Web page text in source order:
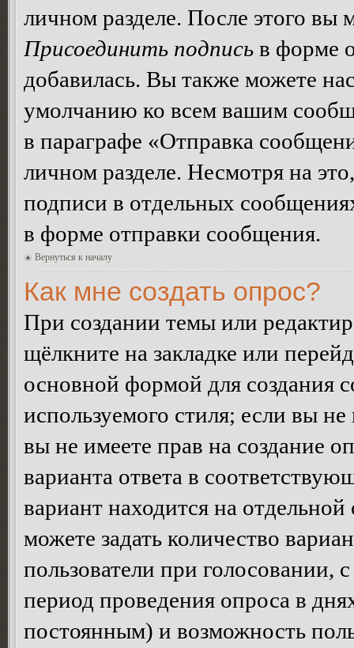
личном разделе. После этого
Присоединить подпись в форме
добавилась. Вы также можете
умолчанию ко всем вашим
в параграфе «Отправка
личном разделе. Несмотря на
подписи в отдельных
в форме отправки сообщения.
Вернуться к началу
Как мне создать опрос?
При создании темы или
щёлкните на закладке или
основной формой для создания
используемого стиля; если вы
вы не имеете прав на создание
варианта ответа в
вариант находится на
можете задать количество
пользователи при
период проведения опроса в
постоянным) и возможность